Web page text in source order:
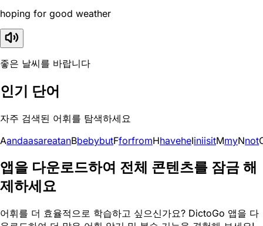
hoping for good weather
좋은 날씨를 바랍니다
인기 단어
자주 검색된 어휘를 탐색하세요
AandaasareatanBbebybutFforfromHhaveheIiniisitMmyNnot
앱을 다운로드하여 전체 콘텐츠를 잠금 해
제하세요
어휘를 더 효율적으로 학습하고 싶으신가요? DictoGo 앱을 다